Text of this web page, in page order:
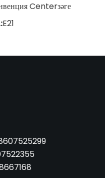
Centerзәге
:E21